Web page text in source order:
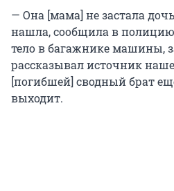
— Она [мама] не застала
нашла, сообщила в
тело в багажнике машины,
рассказывал источник
[погибшей] сводный брат
выходит.